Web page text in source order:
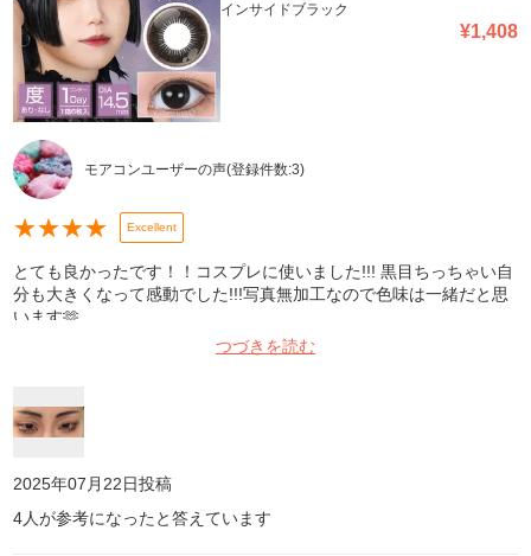
インサイドブラック
¥1,408
モアコンユーザーの声(登録件数:3)
★★★★ Excellent
とても良かったです！！コスプレに使いました!!! 黒目ちっちゃい自
分も大きくなって感動でした!!!写真無加工なので色味は一緒だと思
います🫶
つづきを読む
2025年07月22日投稿
4人が参考になったと答えています